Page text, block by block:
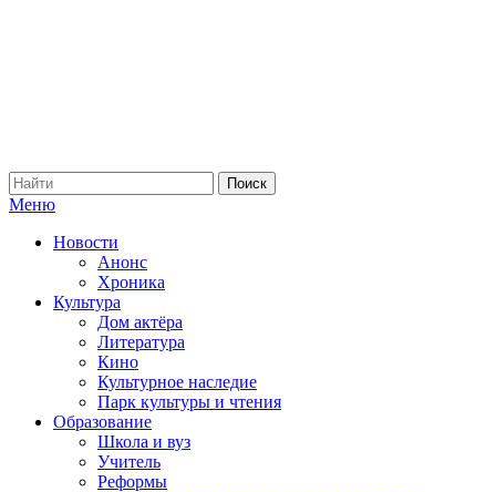
Меню
Новости
Анонс
Хроника
Культура
Дом актёра
Литература
Кино
Культурное наследие
Парк культуры и чтения
Образование
Школа и вуз
Учитель
Реформы